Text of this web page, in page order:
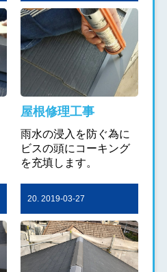
屋根修理工事
雨水の浸入を防ぐ為に
ビスの頭にコーキング
を充填します。
20. 2019-03-27